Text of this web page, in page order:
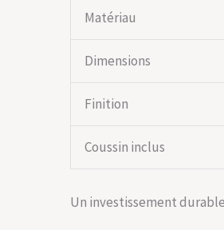
Matériau
Dimensions
Finition
Coussin inclus
Un investissement